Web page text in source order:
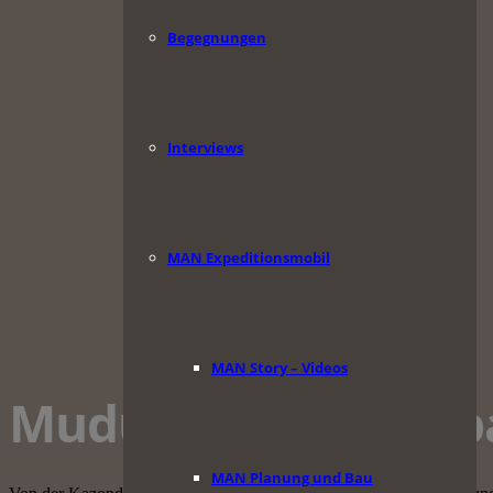
Begegnungen
Interviews
MAN Expeditionsmobil
MAN Story – Videos
MAN Planung und Bau
Mudumu